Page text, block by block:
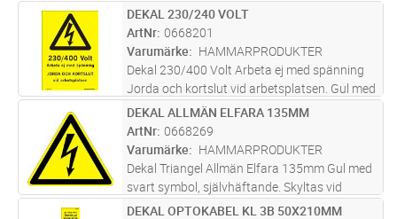
ST Lägg i kundvagn
DEKAL 230/240 VOLT
ArtNr 0668201
Varumärke
HAMMARPRODUKTER
Dekal 230/400 Volt Arbeta ej med spänning
Jorda och kortslut vid arbetsplatsen. Gul med
svart text, självhäftande. För lucka eller dörr
till kopplingsutrustning vid lågspänning. (Vid
arbete utan spän ...läs mer
ST Lägg i kundvagn
DEKAL ALLMÄN ELFARA 135MM
ArtNr 0668269
Varumärke
HAMMARPRODUKTER
Dekal Triangel Allmän Elfara 135mm Gul med
svart symbol, självhäftande. Skyltas vid
Allmän Elfara.
DEKAL OPTOKABEL KL 3B 50X210MM